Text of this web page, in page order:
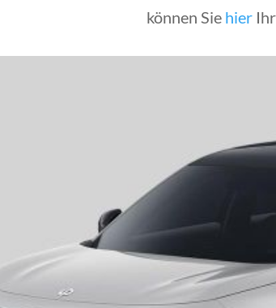
können Sie hier